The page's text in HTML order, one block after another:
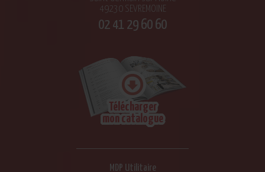
49230 SEVREMOINE
02 41 29 60 60
Télécharger
mon catalogue
MDP Utilitaire